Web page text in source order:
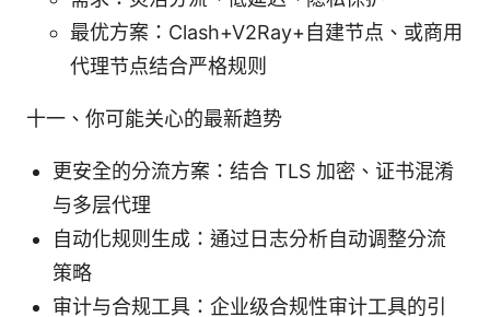
最优方案：Clash+V2Ray+自建节点、或商用
代理节点结合严格规则
十一、你可能关心的最新趋势
更安全的分流方案：结合 TLS 加密、证书混淆
与多层代理
自动化规则生成：通过日志分析自动调整分流
策略
审计与合规工具：企业级合规性审计工具的引